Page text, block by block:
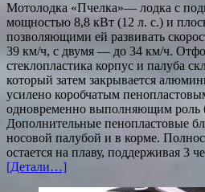
Мотолодка «Пчелка»— лодка с
мощностью 8,8 кВт (12 л. с.) и
позволяющими ей развивать
39 км/ч, с двумя — до 34 км/ч.
стеклопластика корпус и палуба
который затем закрывается
усилено коробчатым
одновременно выполняющим роль
Дополнительные пенопластовые
носовой палубой и в корме.
остается на плаву, поддерживая 3
[Детали…]